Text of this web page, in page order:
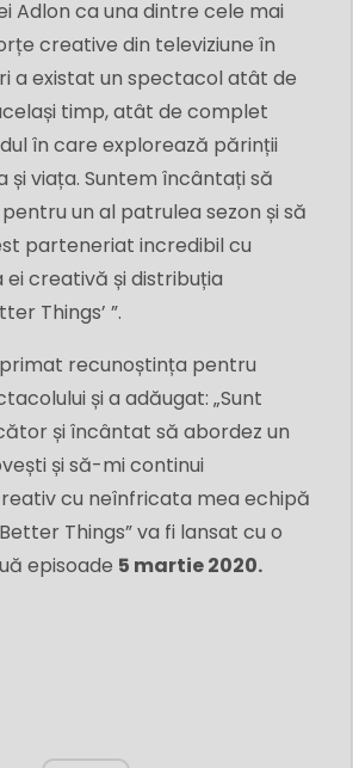
Adlon ca una dintre cele mai
creative din televiziune în
a existat un spectacol atât de
timp, atât de complet
în care explorează părinții
și viața. Suntem încântați să
un al patrulea sezon și să
parteneriat incredibil cu
ei creativă și distribuția
Things’ ”.
recunoștința pentru
și a adăugat: „Sunt
și încântat să abordez un
și să-mi continui
cu neînfricata mea echipă
Things” va fi lansat cu o
episoade 5 martie 2020.